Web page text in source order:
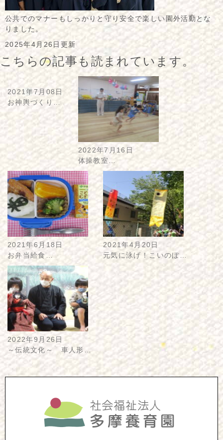
公共でのマナーもしっかりと守り安全で楽しい園外活動とな
りました。
2025年4月26日更新
こちらの記事も読まれています。
2021年7月08日
お神輿づくり…
2022年7月16日
体操教室…
2021年6月18日
お弁当給食…
2021年4月20日
元気に泳げ！こいのぼ…
2022年9月26日
～伝統文化～ 車人形…